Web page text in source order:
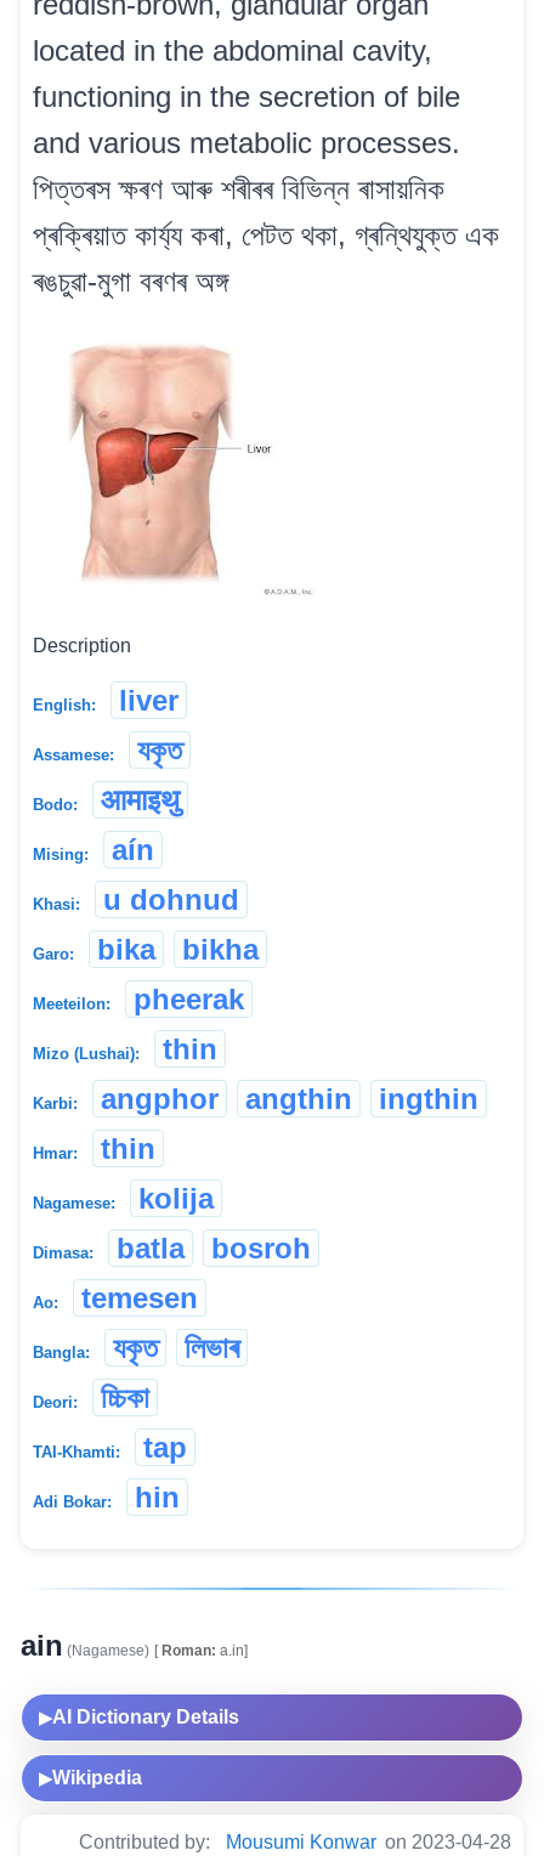
located in the abdominal cavity,
functioning in the secretion of bile
and various metabolic processes.
পিত্তৰস ক্ষৰণ আৰু শৰীৰৰ বিভিন্ন ৰাসায়নিক
প্ৰক্ৰিয়াত কাৰ্য্য কৰা, পেটত থকা, গ্ৰন্থিযুক্ত এক
ৰঙচুৱা-মুগা বৰণৰ অঙ্গ
Description
English: liver
Assamese: যকৃত
Bodo: आमाइथु
Mising: aín
Khasi: u dohnud
Garo: bika bikha
Meeteilon: pheerak
Mizo (Lushai): thin
Karbi: angphor angthin ingthin
Hmar: thin
Nagamese: kolija
Dimasa: batla bosroh
Ao: temesen
Bangla: যকৃত লিভাৰ
Deori: চ্চিকা
TAI-Khamti: tap
Adi Bokar: hin
ain (Nagamese) [Roman: a.in]
▶AI Dictionary Details
▶Wikipedia
Contributed by: Mousumi Konwar on 2023-04-28